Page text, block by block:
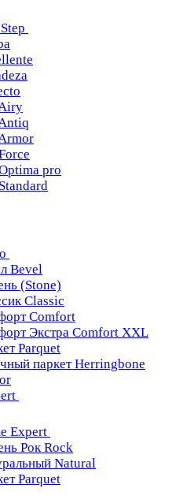
pro
Bevel
(Stone)
Classic
Comfort
Экстра Comfort XXL
Parquet
паркет Herringbone
Expert
Рок Rock
Natural
Parquet